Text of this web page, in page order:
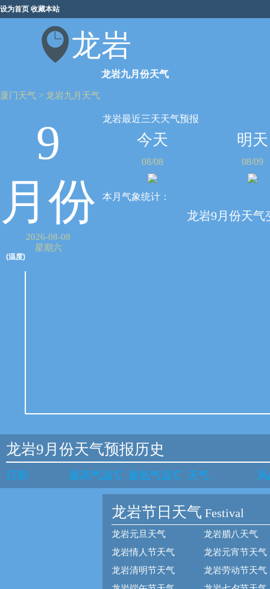
设为首页 收藏本站
龙岩
龙岩九月份天气
厦门天气 > 龙岩九月天气
9
月份
2026-08-08
星期六
龙岩最近三天天气预报
今天
08/08
明天
08/09
本月气象统计：
龙岩9月份天气
(温度)
龙岩9月份天气预报历史
日期 最高气温℃ 最低气温℃ 天气
龙岩节日天气 Festival
龙岩元旦天气
龙岩腊八天气
龙岩情人节天气
龙岩元宵节天气
龙岩清明节天气
龙岩劳动节天气